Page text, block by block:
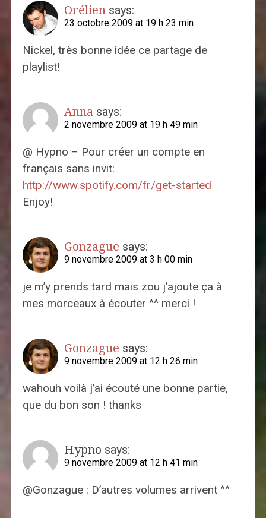
Orélien says:
23 octobre 2009 at 19 h 23 min
Nickel, très bonne idée ce partage de
playlist!
Anna says:
2 novembre 2009 at 19 h 49 min
@ Hypno – Pour créer un compte en
français sans invit:
http://www.spotify.com/fr/get-started
Enjoy!
Gonzague says:
9 novembre 2009 at 3 h 00 min
je m’y prends tard mais zou j’ajoute ça à
mes morceaux à écouter ^^ merci !
Gonzague says:
9 novembre 2009 at 12 h 26 min
wahouh voilà j’ai écouté une bonne partie,
que du bon son ! thanks
Hypno says:
9 novembre 2009 at 12 h 41 min
@Gonzague : D’autres volumes arrivent ^^